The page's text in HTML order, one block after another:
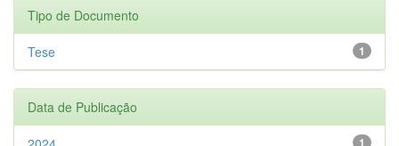
Tipo de Documento
1
Tese
Data de Publicação
1